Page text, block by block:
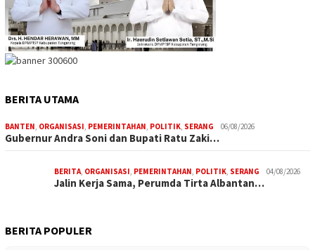
BERITA UTAMA
BANTEN, ORGANISASI, PEMERINTAHAN, POLITIK, SERANG 06/08/2026
Gubernur Andra Soni dan Bupati Ratu Zaki…
BERITA, ORGANISASI, PEMERINTAHAN, POLITIK, SERANG 04/08/2026
Jalin Kerja Sama, Perumda Tirta Albantan…
BERITA POPULER